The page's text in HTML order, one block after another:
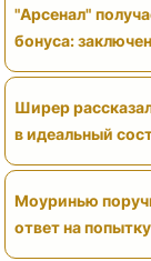
"Арсенал"
бонуса:
Ширер
в идеальный
Моуринью
ответ на